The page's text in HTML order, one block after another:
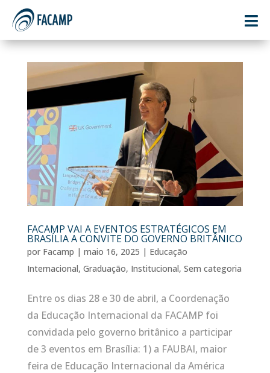

FACAMP VAI A EVENTOS ESTRATÉGICOS EM
BRASÍLIA A CONVITE DO GOVERNO BRITÂNICO
por Facamp | maio 16, 2025 | Educação
Internacional, Graduação, Institucional, Sem categoria
Entre os dias 28 e 30 de abril, a Coordenação
da Educação Internacional da FACAMP foi
convidada pelo governo britânico a participar
de 3 eventos em Brasília: 1) a FAUBAI, maior
feira de Educação Internacional da América